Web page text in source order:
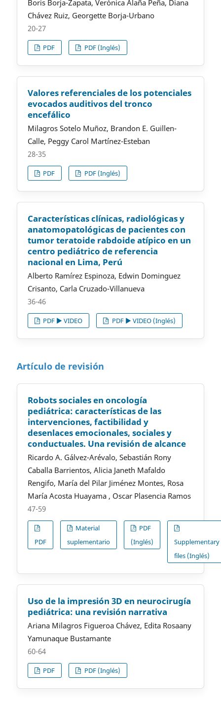
Boris Borja-Zapata, Verónica Alaña Peña, Diana
Chávez Ruiz, Georgette Borja-Urbano
20-27
PDF PDF (Inglés)
Valores referenciales de los potenciales
evocados auditivos del tronco
encefálico
Milagros Sotelo Muñoz, Brandon E. Guillen-
Calle, Peggy Carol Martínez-Esteban
28-35
PDF PDF (Inglés)
Características clínicas, radiológicas y
anatomopatológicas de pacientes con
tumor teratoide rabdoide atípico en un
centro pediátrico de referencia
nacional en Lima, Perú
Alberto Ramírez Espinoza, Edwin Dominguez
Crisanto, Carla Cruzado-Villanueva
36-46
PDF ▶️ VIDEO PDF ▶️ VIDEO (Inglés)
Artículo de revisión
Robots sociales en oncología
pediátrica: características de las
intervenciones, factibilidad y
desenlaces emocionales, sociales y
conductuales. Una revisión de alcance
Ricardo A. Gálvez-Arévalo, Sebastián Rony
Caballa Barrientos, Alicia Janeth Mafaldo
Rengifo, María del Pilar Jiménez Montes, Rosa
María Acosta Huayama , Oscar Plasencia Ramos
47-59
PDF
Material
suplementario
PDF
(Inglés)
Supplementary
files (Inglés)
Uso de la impresión 3D en neurocirugía
pediátrica: una revisión narrativa
Ariana Milagros Figueroa Chávez, Edita Rosaany
Yamunaque Bustamante
60-64
PDF PDF (Inglés)